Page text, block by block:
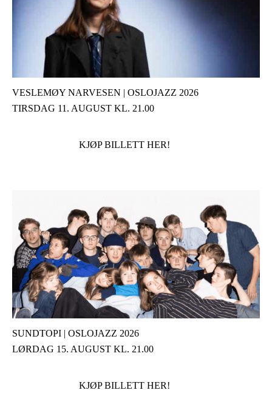
VESLEMØY NARVESEN | OSLOJAZZ 2026
TIRSDAG 11. AUGUST KL. 21.00
KJØP BILLETT HER!
SUNDTOPI | OSLOJAZZ 2026
LØRDAG 15. AUGUST KL. 21.00
KJØP BILLETT HER!